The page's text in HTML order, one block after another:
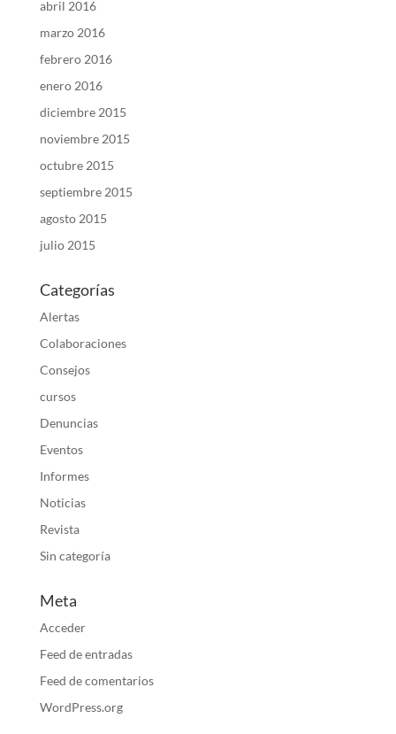
abril 2016
marzo 2016
febrero 2016
enero 2016
diciembre 2015
noviembre 2015
octubre 2015
septiembre 2015
agosto 2015
julio 2015
Categorías
Alertas
Colaboraciones
Consejos
cursos
Denuncias
Eventos
Informes
Noticias
Revista
Sin categoría
Meta
Acceder
Feed de entradas
Feed de comentarios
WordPress.org